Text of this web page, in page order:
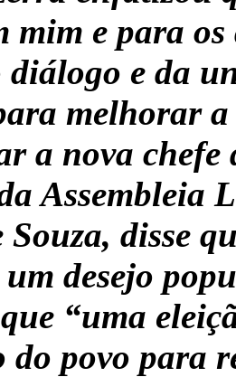
mim e para
e da
melhorar
a nova
Assembleia
disse
desejo
“uma
povo para